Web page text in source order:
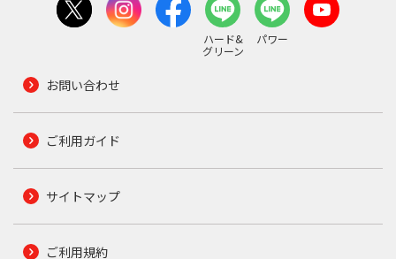
ハード&
グリーン
パワー
お問い合わせ
ご利用ガイド
サイトマップ
ご利用規約